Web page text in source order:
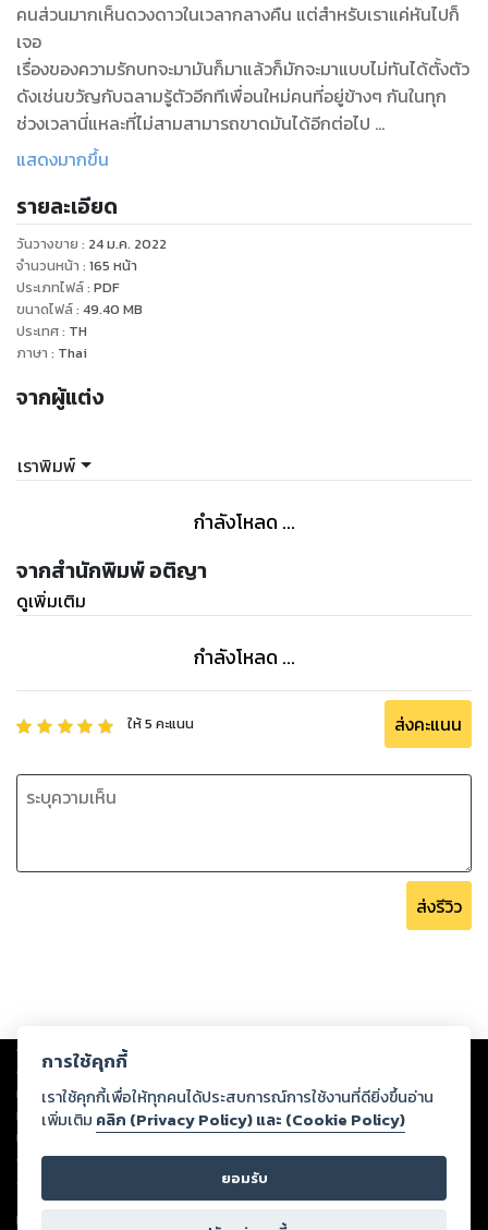
คนส่วนมากเห็นดวงดาวในเวลากลางคืน แต่สำหรับเราแค่หันไปก็
เจอ
เรื่องของความรักบทจะมามันก็มาแล้วก็มักจะมาแบบไม่ทันได้ตั้งตัว
ดังเช่นขวัญกับฉลามรู้ตัวอีกทีเพื่อนใหม่คนที่อยู่ข้างๆ กันในทุก
ช่วงเวลานี่แหละที่ไม่สามสามารถขาดมันได้อีกต่อไป
ซึ่งการมีอยู่ของความรักนั้นมันก็ไม่ต่างจากการมีอยู่ของดวงดาว
แสดงมากขึ้น
รายละเอียด
วันวางขาย : 24 ม.ค. 2022
จำนวนหน้า : 165 หน้า
ประเภทไฟล์: PDF
ขนาดไฟล์: 49.40 MB
ประเทศ: TH
ภาษา : Thai
จากผู้แต่ง
เราพิมพ์
กำลังโหลด ...
จากสำนักพิมพ์ อติญา
ดูเพิ่มเติม
กำลังโหลด ...
ให้5 คะแนน ส่งคะแนน
ส่งรีวิว
Copyright © 2026
ต่อผลงานหรือเนื้อหาใดที่อัปโหลดผ่านเว็บไซต์และปรากฏว่าละเมิดสิทธิใน
ทรัพย์สินทางปัญญาของบุคคลอื่นหรือขัดต่อกฎหมายและศีลธรรม ดังนั้น ผู้อ่าน
ทุกท่านโปรดใช้วิจารณญาณในการกลั่นกรองด้วยตนเอง และหากท่านพบว่าส่วน
หนึ่งส่วนใดขัดต่อกฎหมายและศีลธรรม กรุณาแจ้งมายังบริษัท เพื่อทีมงานจะได้
ดำเนินการในทันที ทั้งนี้ ทางสตอรี่ล็อกขอสงวนลิขสิทธิ์ตามพระราชบัญญัติ
ลิขสิทธิ์ พ.ศ. 2537 (ฉบับล่าสุด)
For support: member@ookbee.com
การใช้คุกกี้
เราใช้คุกกี้เพื่อให้ทุกคนได้ประสบการณ์การใช้งานที่ดียิ่งขึ้นอ่าน
เพิ่มเติม คลิก (Privacy Policy) และ (Cookie Policy)
ยอมรับ